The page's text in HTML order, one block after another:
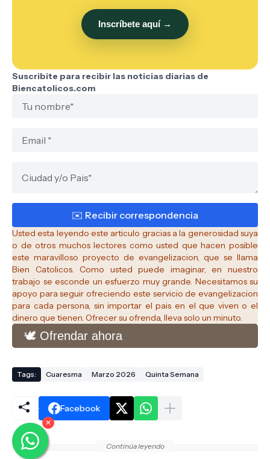
✕
Inscríbete aquí →
Suscribite para recibir las noticias diarias de
Biencatolicos.com
Usted esta leyendo este articulo gracias a la generosidad suya
o de otros muchos lectores como usted que hacen posible
este maravilloso proyecto de evangelizacion, que se llama
Bien Catolicos.Como usted puede imaginar, en nuestro
trabajo se esconde un esfuerzo muy grande. Necesitamos su
apoyo para seguir ofreciendo este servicio de evangelizacion
para cada persona, sin importar el pais en el que viven o el
dinero que tienen. Ofrecer su ofrenda, lleva solo un minuto.
🕊️ Ofrendar ahora
Tags: Cuaresma Marzo 2026 Quinta Semana
Facebook
Continúa leyendo